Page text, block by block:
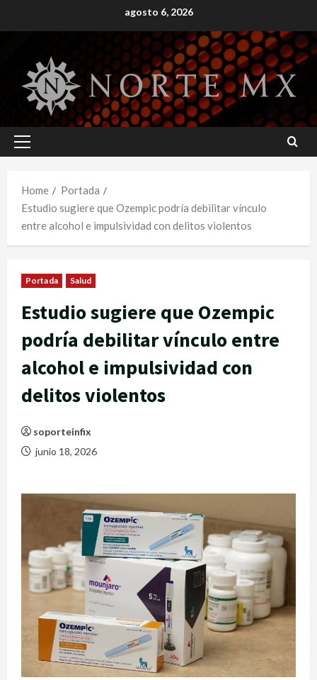
to
agosto 6, 2026
Primary
Home
Portada
Estudio sugiere que Ozempic podría debilitar vínculo
entre alcohol e impulsividad con delitos violentos
Portada Salud
Estudio sugiere que Ozempic
podría debilitar vínculo entre
alcohol e impulsividad con
delitos violentos
soporteinfix
junio 18, 2026